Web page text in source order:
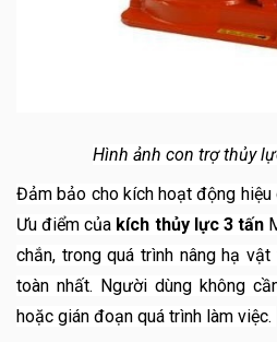
Hình ảnh con trợ thủy
Đảm bảo cho kích hoạt động hiệu
Ưu điểm của kích thủy lực 3 tấn
chắn, trong quá trình nâng hạ
toàn nhất. Người dùng không
hoặc gián đoạn quá trình làm việc.